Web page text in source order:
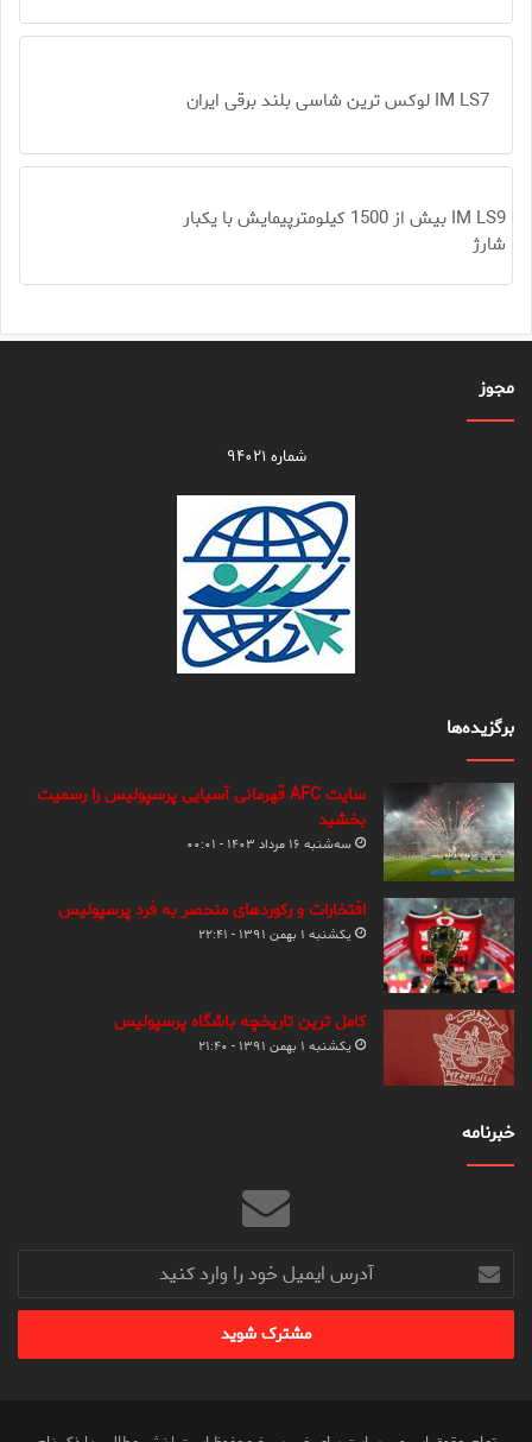
IM LS7 لوکس ترین شاسی بلند برقی ایران
IM LS9 بیش از 1500 کیلومترپیمایش با یکبار
شارژ
مجوز
شماره ۹۴۰۲۱
برگزیده‌ها
سایت AFC قهرمانی آسیایی پرسپولیس را رسمیت
بخشید
سه‌شنبه ۱۶ مرداد ۱۴۰۳ - ۰۰:۰۱
افتخارات و رکوردهای منحصر به فرد پرسپولیس
یکشنبه ۱ بهمن ۱۳۹۱ - ۲۲:۴۱
کامل ترین تاریخچه باشگاه پرسپولیس
یکشنبه ۱ بهمن ۱۳۹۱ - ۲۱:۴۰
خبرنامه
آدرس
ایمیل
خود
وارد